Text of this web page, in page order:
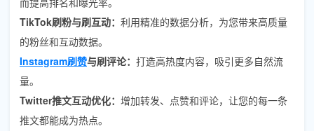
TikTok刷粉与刷互动： 利用精准的数据分析，为您带来高质量
的粉丝和互动数据。
Instagram刷赞与刷评论： 打造高热度内容，吸引更多自然流
量。
Twitter推文互动优化： 增加转发、点赞和评论，让您的每一条
推文都能成为热点。